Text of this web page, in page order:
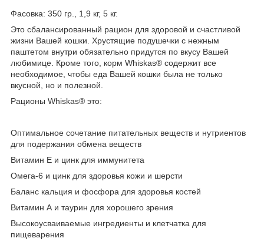
Фасовка: 350 гр., 1,9 кг, 5 кг.
Это сбалансированный рацион для здоровой и счастливой
жизни Вашей кошки. Хрустящие подушечки с нежным
паштетом внутри обязательно придутся по вкусу Вашей
любимице. Кроме того, корм Whiskas® содержит все
необходимое, чтобы еда Вашей кошки была не только
вкусной, но и полезной.
Рационы Whiskas® это:
Оптимальное сочетание питательных веществ и нутриентов
для подержания обмена веществ
Витамин Е и цинк для иммунитета
Омега-6 и цинк для здоровья кожи и шерсти
Баланс кальция и фосфора для здоровья костей
Витамин А и таурин для хорошего зрения
Высокоусваиваемые ингредиенты и клетчатка для
пищеварения